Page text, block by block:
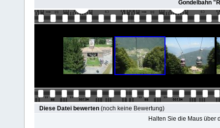
Gondelbahn
Diese Datei bewerten (noch keine Bewertung)
Halten Sie die Maus über